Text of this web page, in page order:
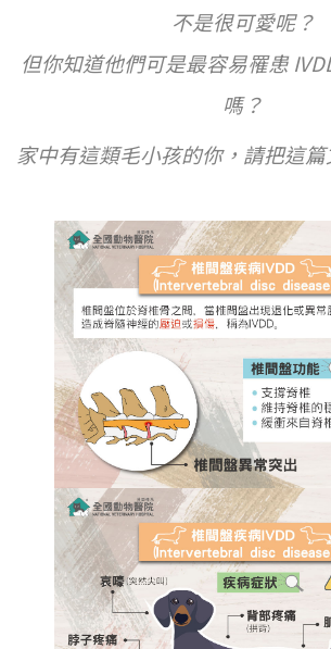
不是很可愛呢？
但你知道他們可是最容易罹患
嗎？
家中有這類毛小孩的你，請把這篇